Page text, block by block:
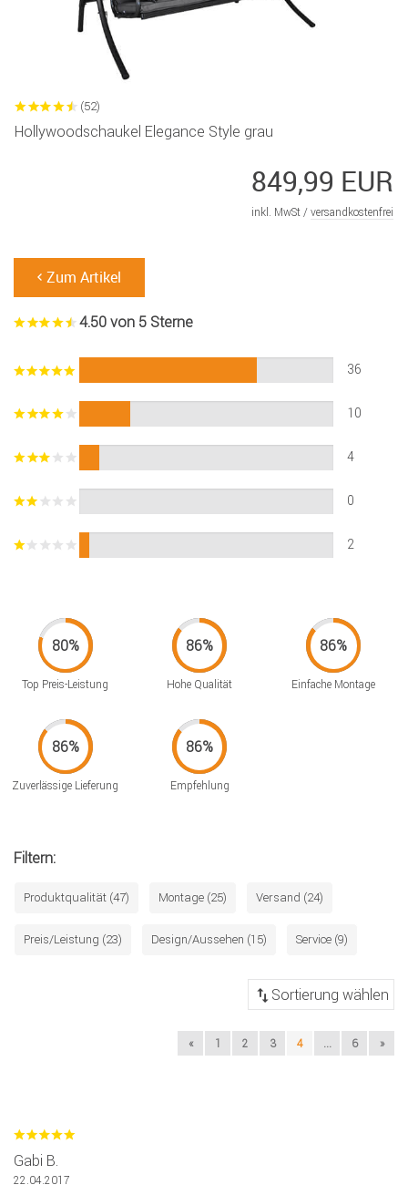
(52)
Hollywoodschaukel Elegance Style grau
849,99 EUR
inkl. MwSt / versandkostenfrei
Zum Artikel
4.50 von 5 Sterne
36
10
4
0
2
Top Preis-Leistung Hohe Qualität Einfache Montage
Zuverlässige Lieferung Empfehlung
Filtern:
Produktqualität (47) Montage (25) Versand (24)
Preis/Leistung (23) Design/Aussehen (15) Service (9)
« 1 2 3 4 ... 6 »
Gabi B.
22.04.2017